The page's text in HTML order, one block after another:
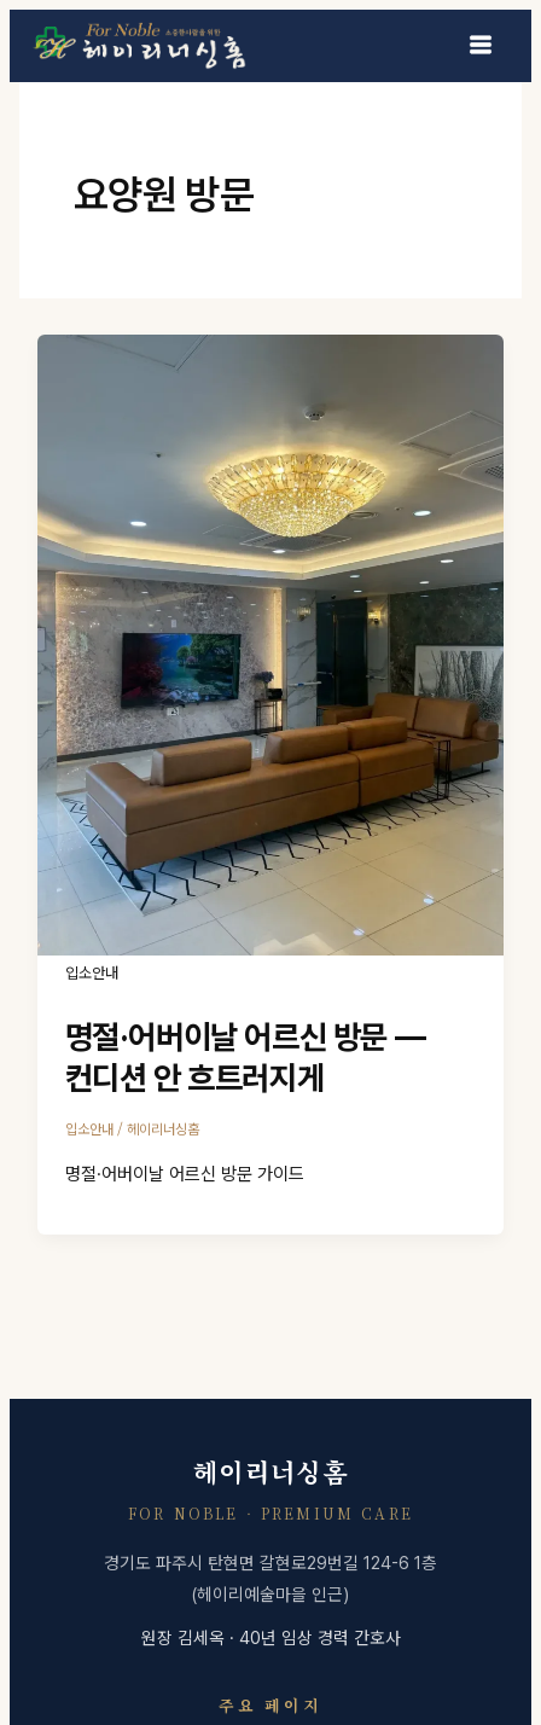
콘텐츠로 건너뛰기
요양원 방문
입소안내
명절·어버이날 어르신 방문 —
컨디션 안 흐트러지게
입소안내/ 헤이리너싱홈
명절·어버이날 어르신 방문 가이드
헤이리너싱홈
FOR NOBLE · PREMIUM CARE
경기도 파주시 탄현면 갈현로29번길 124-6 1층
(헤이리예술마을 인근)
원장 김세옥 · 40년 임상 경력 간호사
주요 페이지